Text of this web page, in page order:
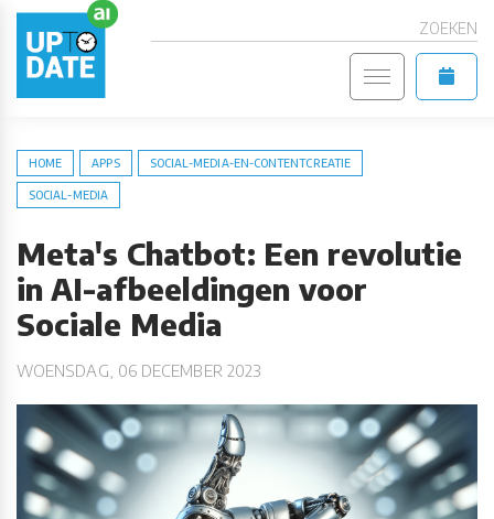
ZOEKEN
HOME APPS SOCIAL-MEDIA-EN-CONTENTCREATIE
SOCIAL-MEDIA
Meta's Chatbot: Een revolutie
in AI-afbeeldingen voor
Sociale Media
WOENSDAG, 06 DECEMBER 2023